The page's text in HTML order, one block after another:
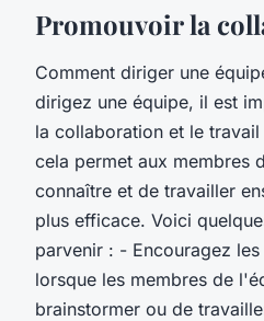
Promouvoir la
Comment diriger une
dirigez une équipe, il est
la collaboration et le
cela permet aux membres
connaître et de travailler
plus efficace. Voici
parvenir : - Encouragez
lorsque les membres de
brainstormer ou de